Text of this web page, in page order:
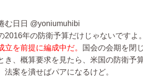
世に倦む日日 ‏@yoniumuhibi
2016年の防衛予算だけじゃないですよ。
立を前提に編成中だ。
国会の会期を閉
き、概算要求を見たら、米国の防衛予
法案を潰せばパアになるけど。